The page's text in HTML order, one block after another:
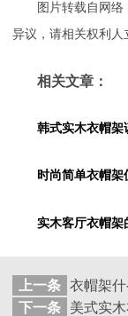
图片转载自网
异议，请相关权利人
相关文章：
韩式实木衣帽架
时尚简单衣帽
实木客厅衣帽架
上一条
下一条